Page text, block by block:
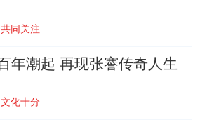
共同关注
年潮起 再现张謇传奇人生
文化十分